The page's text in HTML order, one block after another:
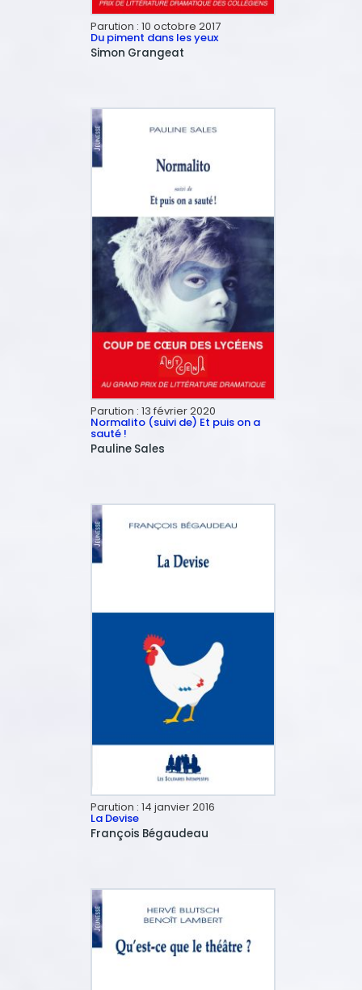
Parution : 10 octobre 2017
Du piment dans les yeux
Simon Grangeat
Parution : 13 février 2020
Normalito (suivi de) Et puis on a
sauté !
Pauline Sales
Parution : 14 janvier 2016
La Devise
François Bégaudeau